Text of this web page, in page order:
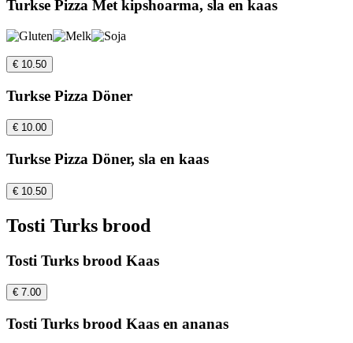
Turkse Pizza Met kipshoarma, sla en kaas
€ 10.50
Turkse Pizza Döner
€ 10.00
Turkse Pizza Döner, sla en kaas
€ 10.50
Tosti Turks brood
Tosti Turks brood Kaas
€ 7.00
Tosti Turks brood Kaas en ananas